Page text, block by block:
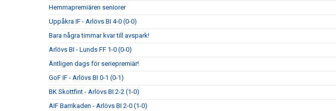
Hemmapremiären seniorer
Uppåkra IF - Arlövs BI 4-0 (0-0)
Bara några timmar kvar till avspark!
Arlövs BI - Lunds FF 1-0 (0-0)
Äntligen dags för seriepremiär!
GoF IF - Arlövs BI 0-1 (0-1)
BK Skottfint - Arlövs BI 2-2 (1-0)
AIF Barrikaden - Arlövs BI 2-0 (1-0)